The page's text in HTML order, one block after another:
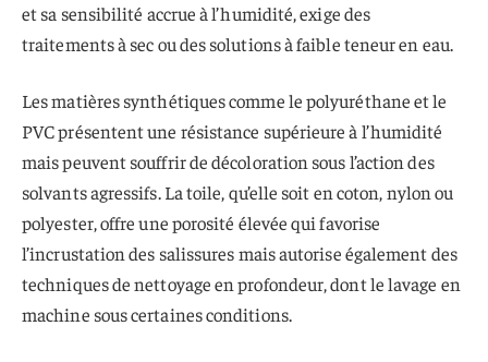
et sa sensibilité accrue à l’humidité, exige des
traitements à sec ou des solutions à faible teneur en eau.
Les matières synthétiques comme le polyuréthane et le
PVC présentent une résistance supérieure à l’humidité
mais peuvent souffrir de décoloration sous l’action des
solvants agressifs. La toile, qu’elle soit en coton, nylon ou
polyester, offre une porosité élevée qui favorise
l’incrustation des salissures mais autorise également des
techniques de nettoyage en profondeur, dont le lavage en
machine sous certaines conditions.